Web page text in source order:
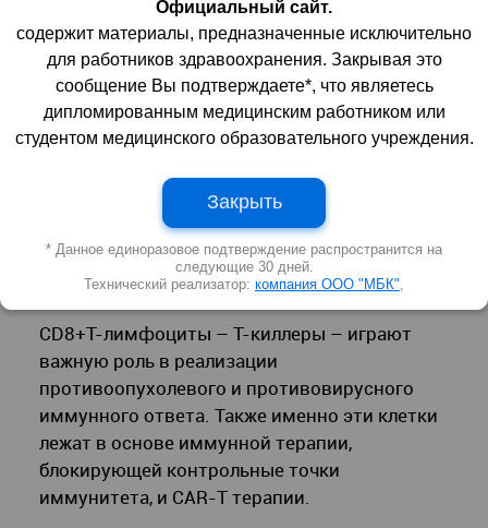
CD8+Т-лимфоциты – Т-киллеры – играют
важную роль в реализации
противоопухолевого и противовирусного
иммунного ответа. Также именно эти клетки
лежат в основе иммунной терапии,
блокирующей контрольные точки
иммунитета, и CAR-T терапии.
Официальный сайт.
содержит материалы, предназначенные исключительно
для работников здравоохранения. Закрывая это
сообщение Вы подтверждаете*, что являетесь
дипломированным медицинским работником или
студентом медицинского образовательного учреждения.
Закрыть
* Данное единоразовое подтверждение распространится на
следующие 30 дней.
Технический реализатор: компания ООО "МБК"